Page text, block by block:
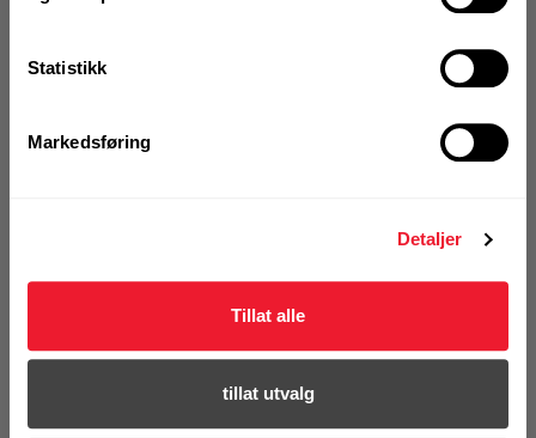
Statistikk
Markedsføring
Detaljer
Tillat alle
tillat utvalg
Art.nr. 72408287
5-30 ELF
Logg inn eller
KJØP